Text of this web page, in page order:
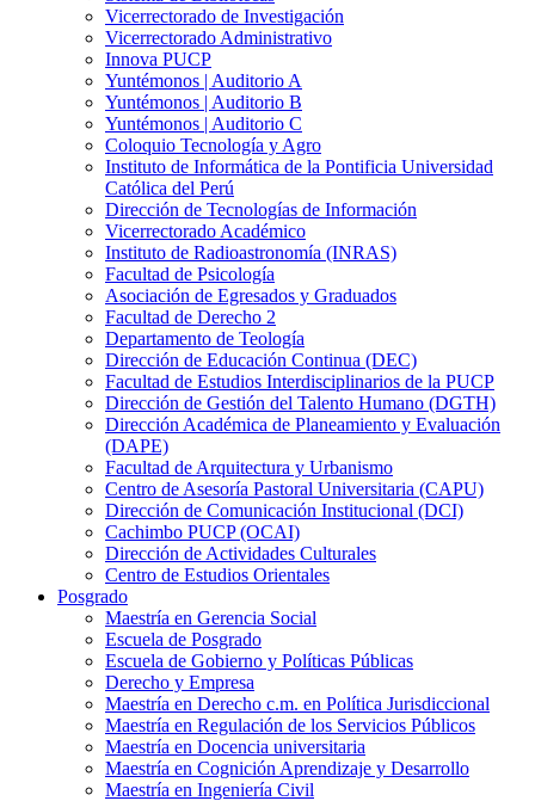
Vicerrectorado de Investigación
Vicerrectorado Administrativo
Innova PUCP
Yuntémonos | Auditorio A
Yuntémonos | Auditorio B
Yuntémonos | Auditorio C
Coloquio Tecnología y Agro
Instituto de Informática de la Pontificia Universidad
Católica del Perú
Dirección de Tecnologías de Información
Vicerrectorado Académico
Instituto de Radioastronomía (INRAS)
Facultad de Psicología
Asociación de Egresados y Graduados
Facultad de Derecho 2
Departamento de Teología
Dirección de Educación Continua (DEC)
Facultad de Estudios Interdisciplinarios de la PUCP
Dirección de Gestión del Talento Humano (DGTH)
Dirección Académica de Planeamiento y Evaluación
(DAPE)
Facultad de Arquitectura y Urbanismo
Centro de Asesoría Pastoral Universitaria (CAPU)
Dirección de Comunicación Institucional (DCI)
Cachimbo PUCP (OCAI)
Dirección de Actividades Culturales
Centro de Estudios Orientales
Posgrado
Maestría en Gerencia Social
Escuela de Posgrado
Escuela de Gobierno y Políticas Públicas
Derecho y Empresa
Maestría en Derecho c.m. en Política Jurisdiccional
Maestría en Regulación de los Servicios Públicos
Maestría en Docencia universitaria
Maestría en Cognición Aprendizaje y Desarrollo
Maestría en Ingeniería Civil